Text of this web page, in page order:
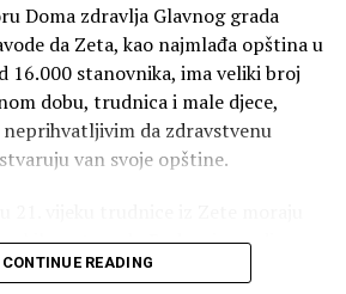
Doma zdravlja Glavnog grada
da Zeta, kao najmlađa opština u
16.000 stanovnika, ima veliki broj
dobu, trudnica i male djece,
neprihvatljivim da zdravstvenu
van svoje opštine.
kilometara do Podgorice radi
da majke bolesnu djecu
CONTINUE READING